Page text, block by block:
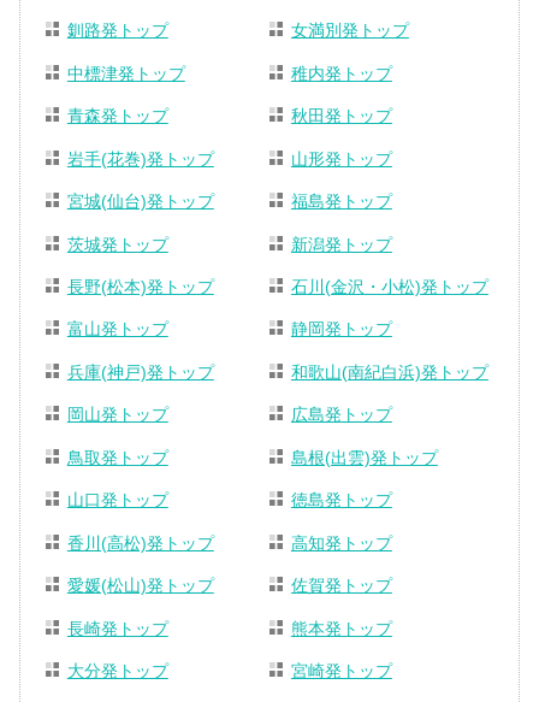
釧路発トップ 女満別発トップ
中標津発トップ 稚内発トップ
青森発トップ 秋田発トップ
岩手(花巻)発トップ 山形発トップ
宮城(仙台)発トップ 福島発トップ
茨城発トップ 新潟発トップ
長野(松本)発トップ 石川(金沢・小松)発トップ
富山発トップ 静岡発トップ
兵庫(神戸)発トップ 和歌山(南紀白浜)発トップ
岡山発トップ 広島発トップ
鳥取発トップ 島根(出雲)発トップ
山口発トップ 徳島発トップ
香川(高松)発トップ 高知発トップ
愛媛(松山)発トップ 佐賀発トップ
長崎発トップ 熊本発トップ
大分発トップ 宮崎発トップ